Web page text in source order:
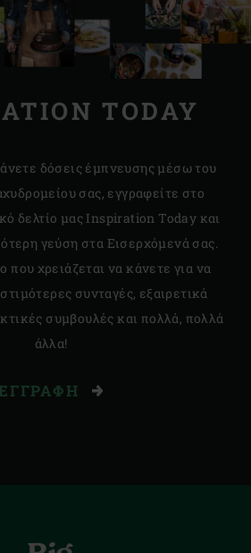
TODAY
δόσεις έμπνευσης μέσω του
σας, εγγραφείτε στο
δελτίο μας Inspiration Today και
γεύση στα Εισερχόμενά σας.
που χρειάζεται να κάνετε για να
συνταγές, εξαιρετικά
συμβουλές και πολλά, πολλά
άλλα!
ΕΓΓΡΑΦΉ